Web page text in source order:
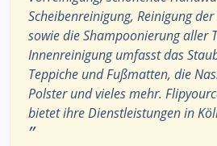
Scheibenreinigung, Reinigung
sowie die Shampoonierung aller
Innenreinigung umfasst das
Teppiche und Fußmatten, die
Polster und vieles mehr.
bietet ihre Dienstleistungen in
”